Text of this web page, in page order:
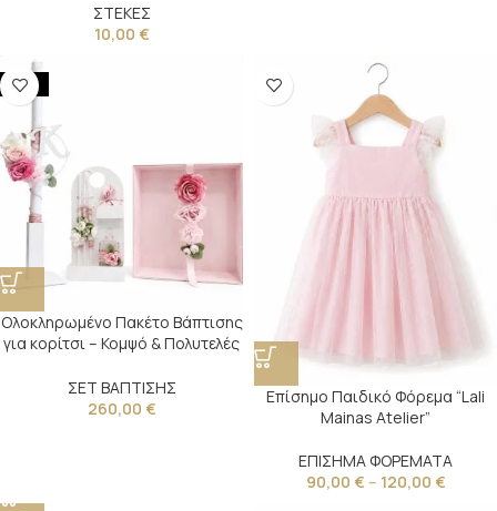
ΣΤΕΚΕΣ
10,00 €
NEW
Ολοκληρωμένο Πακέτο Βάπτισης
για κορίτσι – Κομψό & Πολυτελές
ΣΕΤ ΒΑΠΤΙΣΗΣ
260,00 €
Επίσημο Παιδικό Φόρεμα “Lali
Mainas Atelier”
ΕΠΙΣΗΜΑ ΦΟΡΕΜΑΤΑ
90,00 € – 120,00 €